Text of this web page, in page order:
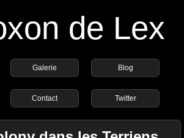
de Lex
Galerie Blog
Contact Twitter